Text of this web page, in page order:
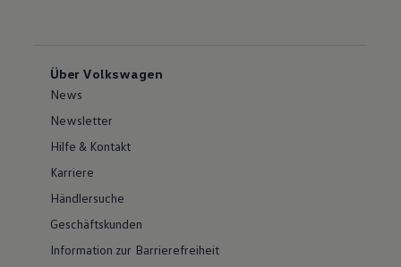
Über Volkswagen
News
Newsletter
Hilfe & Kontakt
Karriere
Händlersuche
Geschäftskunden
Information zur Barrierefreiheit